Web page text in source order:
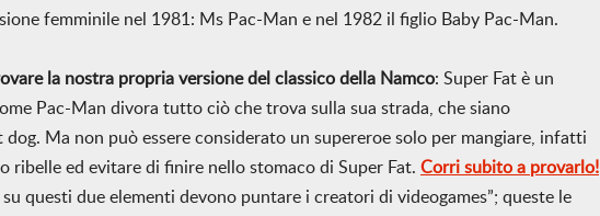
femminile nel 1981: Ms Pac-Man e nel 1982 il figlio Baby Pac-Man.
la nostra propria versione del classico della Namco: Super Fat è un
Pac-Man divora tutto ciò che trova sulla sua strada, che siano
Ma non può essere considerato un supereroe solo per mangiare, infatti
ribelle ed evitare di finire nello stomaco di Super Fat. Corri subito a provarlo!
questi due elementi devono puntare i creatori di videogames”; queste le